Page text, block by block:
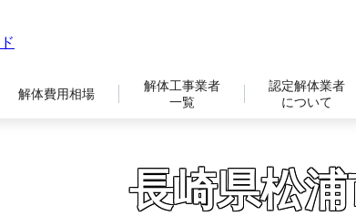
解体費用相場
解体工事業者
一覧
認定解体業者
について
長崎県松